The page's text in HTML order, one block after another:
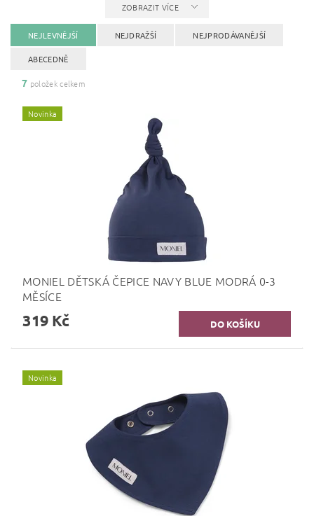
ZOBRAZIT VÍCE
NEJLEVNĚJŠÍ NEJDRAŽŠÍ NEJPRODÁVANĚJŠÍ
ABECEDNĚ
7 položek celkem
Novinka
MONIEL DĚTSKÁ ČEPICE NAVY BLUE MODRÁ 0-3
MĚSÍCE
319 Kč
Novinka